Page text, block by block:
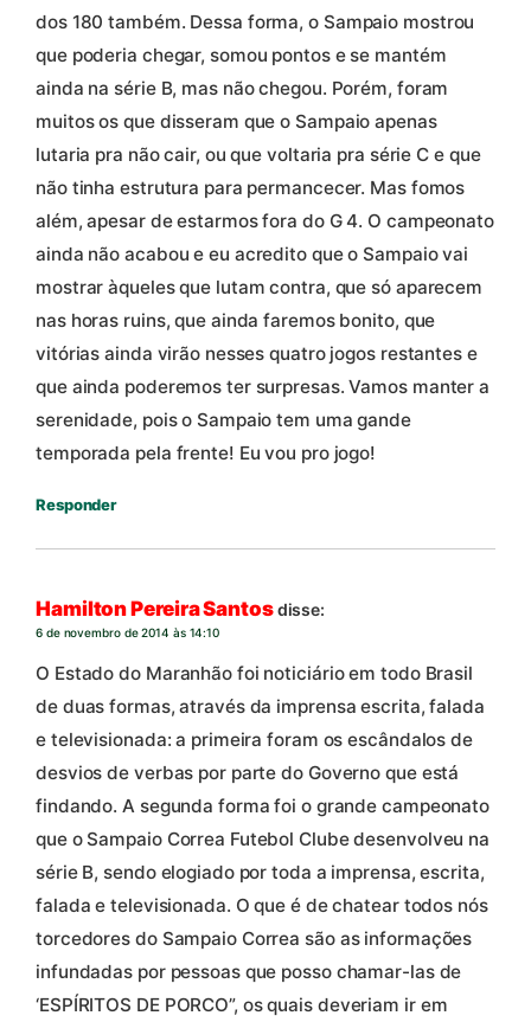
dos 180 também. Dessa forma, o Sampaio mostrou
que poderia chegar, somou pontos e se mantém
ainda na série B, mas não chegou. Porém, foram
muitos os que disseram que o Sampaio apenas
lutaria pra não cair, ou que voltaria pra série C e que
não tinha estrutura para permancecer. Mas fomos
além, apesar de estarmos fora do G 4. O campeonato
ainda não acabou e eu acredito que o Sampaio vai
mostrar àqueles que lutam contra, que só aparecem
nas horas ruins, que ainda faremos bonito, que
vitórias ainda virão nesses quatro jogos restantes e
que ainda poderemos ter surpresas. Vamos manter a
serenidade, pois o Sampaio tem uma gande
temporada pela frente! Eu vou pro jogo!
Responder
Hamilton Pereira Santosdisse:
6 de novembro de 2014 às 14:10
O Estado do Maranhão foi noticiário em todo Brasil
de duas formas, através da imprensa escrita, falada
e televisionada: a primeira foram os escândalos de
desvios de verbas por parte do Governo que está
findando. A segunda forma foi o grande campeonato
que o Sampaio Correa Futebol Clube desenvolveu na
série B, sendo elogiado por toda a imprensa, escrita,
falada e televisionada. O que é de chatear todos nós
torcedores do Sampaio Correa são as informações
infundadas por pessoas que posso chamar-las de
‘ESPÍRITOS DE PORCO”, os quais deveriam ir em